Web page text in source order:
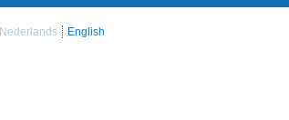
Nederlands English